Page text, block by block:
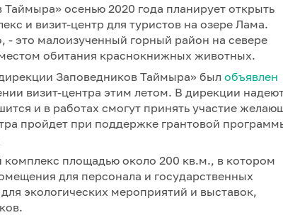
осенью 2020 года планирует открыть
и визит-центр для туристов на озере Лама.
- это малоизученный горный район на севере
обитания краснокнижных животных.
Заповедников Таймыра» был объявлен
визит-центра этим летом. В дирекции
и в работах смогут принять участие
пройдет при поддержке грантовой
площадью около 200 кв.м., в котором
для персонала и государственных
экологических мероприятий и выставок,